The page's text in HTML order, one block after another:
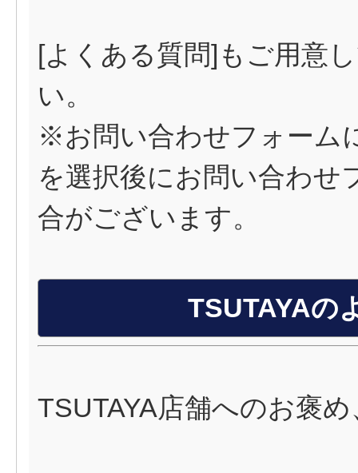
[よくある質問]もご用意
い。
※お問い合わせフォーム
を選択後にお問い合わせ
合がございます。
TSUTAYAの
TSUTAYA店舗へのお褒